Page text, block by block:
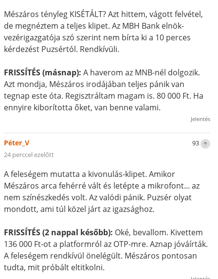
Mészáros tényleg KISÉTÁLT? Azt hittem, vágott felvétel,
de megnéztem a teljes klipet. Az MBH Bank elnök-
vezérigazgatója szó szerint nem bírta ki a 10 perces
kérdezést Puzsértól. Rendkívüli.
FRISSÍTÉS (másnap): A haverom az MNB-nél dolgozik.
Azt mondja, Mészáros irodájában teljes pánik van
tegnap este óta. Regisztráltam magam is. 80 000 Ft. Ha
ennyire kiborította őket, van benne valami.
Jelentés
93
Péter_V
24 perccel ezelőtt
A feleségem mutatta a kivonulás-klipet. Amikor
Mészáros arca fehérré vált és letépte a mikrofont... az
nem színészkedés volt. Az valódi pánik. Puzsér olyat
mondott, ami túl közel járt az igazsághoz.
FRISSÍTÉS (2 nappal később): Oké, bevallom. Kivettem
136 000 Ft-ot a platformról az OTP-mre. Aznap jóváírták.
A feleségem rendkívül önelégült. Mészáros pontosan
tudta, mit próbált eltitkolni.